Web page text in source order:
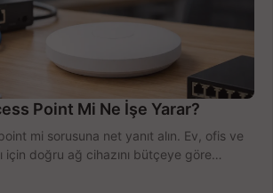
Point Mi Ne İşe Yarar?
mi sorusuna net yanıt alın. Ev, ofis ve
için doğru ağ cihazını bütçeye göre